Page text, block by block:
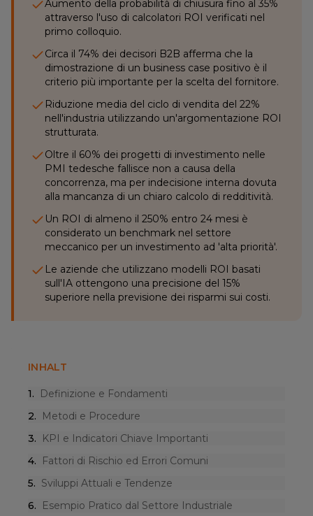
Aumento della probabilità di chiusura fino al 35%
attraverso l'uso di calcolatori ROI verificati nel
primo colloquio.
Circa il 74% dei decisori B2B afferma che la
dimostrazione di un business case positivo è il
criterio più importante per la scelta del fornitore.
Riduzione media del ciclo di vendita del 22%
nell'industria utilizzando un'argomentazione ROI
strutturata.
Oltre il 60% dei progetti di investimento nelle
PMI tedesche fallisce non a causa della
concorrenza, ma per indecisione interna dovuta
alla mancanza di un chiaro calcolo di redditività.
Un ROI di almeno il 250% entro 24 mesi è
considerato un benchmark nel settore
meccanico per un investimento ad 'alta priorità'.
Le aziende che utilizzano modelli ROI basati
sull'IA ottengono una precisione del 15%
superiore nella previsione dei risparmi sui costi.
INHALT
1.
Definizione e Fondamenti
2.
Metodi e Procedure
3.
KPI e Indicatori Chiave Importanti
4.
Fattori di Rischio ed Errori Comuni
5. Sviluppi Attuali e Tendenze
6.
Esempio Pratico dal Settore Industriale